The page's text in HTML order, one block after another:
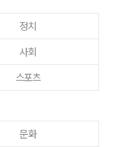
정치
사회
스포츠
문화